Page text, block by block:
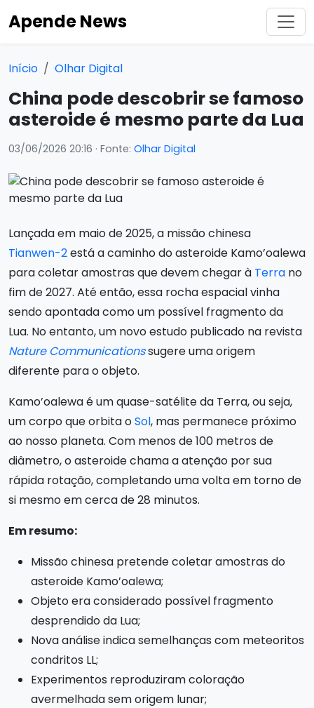
Apende News
Início Olhar Digital
China pode descobrir se famoso
asteroide é mesmo parte da Lua
03/06/2026 20:16 · Fonte: Olhar Digital
Lançada em maio de 2025, a missão chinesa
Tianwen-2está a caminho do asteroide Kamo’oalewa
para coletar amostras que devem chegar à Terra no
fim de 2027. Até então, essa rocha espacial vinha
sendo apontada como um possível fragmento da
Lua. No entanto, um novo estudo publicado na revista
Nature Communicationssugere uma origem
diferente para o objeto.
Kamo’oalewa é um quase-satélite da Terra, ou seja,
um corpo que orbita oSol, mas permanece próximo
ao nosso planeta. Com menos de 100 metros de
diâmetro, o asteroide chama a atenção por sua
rápida rotação, completando uma volta em torno de
si mesmo em cerca de 28 minutos.
Em resumo:
Missão chinesa pretende coletar amostras do
asteroide Kamo’oalewa;
Objeto era considerado possível fragmento
desprendido da Lua;
Nova análise indica semelhanças com meteoritos
condritos LL;
Experimentos reproduziram coloração
avermelhada sem origem lunar;